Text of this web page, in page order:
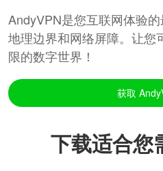
AndyVPN是您互联网体验
地理边界和网络屏障。让您
限的数字世界！
获取
下载适合您